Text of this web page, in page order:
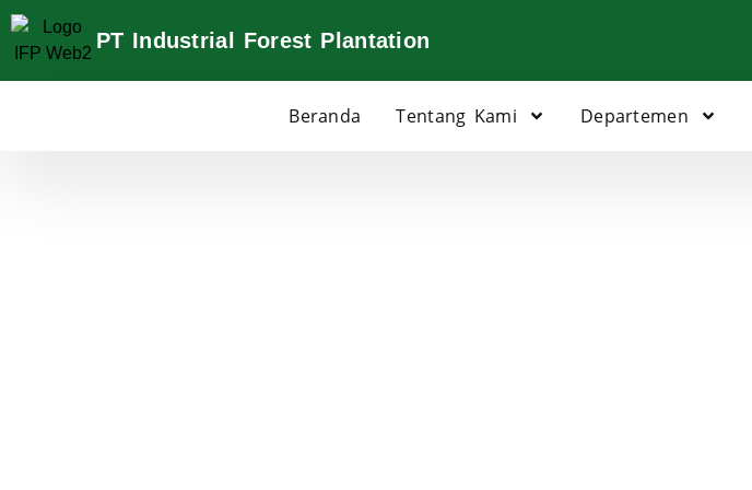
PT Industrial Forest Plantation
Beranda Tentang Kami Departemen